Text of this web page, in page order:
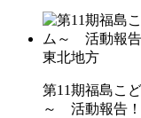
東北地方
第11期福島こ
～ 活動報告！